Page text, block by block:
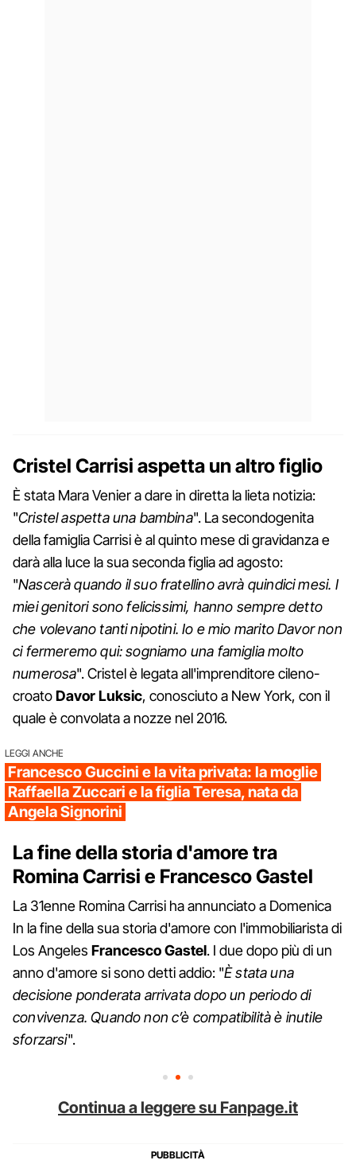
Cristel Carrisi aspetta un altro figlio
È stata Mara Venier a dare in diretta la lieta notizia:
"Cristel aspetta una bambina". La secondogenita
della famiglia Carrisi è al quinto mese di gravidanza e
darà alla luce la sua seconda figlia ad agosto:
"Nascerà quando il suo fratellino avrà quindici mesi. I
miei genitori sono felicissimi, hanno sempre detto
che volevano tanti nipotini. Io e mio marito Davor non
ci fermeremo qui: sogniamo una famiglia molto
numerosa". Cristel è legata all'imprenditore cileno-
croatoDavor Luksic, conosciuto a New York, con il
quale è convolata a nozze nel 2016.
LEGGI ANCHE
Francesco Guccini e la vita privata: la moglie
Raffaella Zuccari e la figlia Teresa, nata da
Angela Signorini
La fine della storia d'amore tra
Romina Carrisi e Francesco Gastel
La 31enne Romina Carrisi ha annunciato a Domenica
In la fine della sua storia d'amore con l'immobiliarista di
Los Angeles Francesco Gastel. I due dopo più di un
anno d'amore si sono detti addio: "È stata una
decisione ponderata arrivata dopo un periodo di
convivenza. Quando non c’è compatibilità è inutile
sforzarsi".
Continua a leggere su Fanpage.it